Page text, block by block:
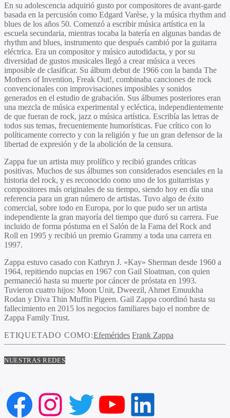
En su adolescencia adquirió gusto por compositores de avant-garde
basada en la percusión como Edgard Varèse, y la música rhythm and
blues de los años 50. Comenzó a escribir música artística en la
escuela secundaria, mientras tocaba la batería en algunas bandas de
rhythm and blues, instrumento que después cambió por la guitarra
eléctrica. Era un compositor y músico autodidacta, y por su
diversidad de gustos musicales llegó a crear música a veces
imposible de clasificar. Su álbum debut de 1966 con la banda The
Mothers of Invention, Freak Out!, combinaba canciones de rock
convencionales con improvisaciones imposibles y sonidos
generados en el estudio de grabación. Sus álbumes posteriores eran
una mezcla de música experimental y ecléctica, independientemente
de que fueran de rock, jazz o música artística. Escribía las letras de
todos sus temas, frecuentemente humorísticas. Fue crítico con lo
políticamente correcto y con la religión y fue un gran defensor de la
libertad de expresión y de la abolición de la censura.
Zappa fue un artista muy prolífico y recibió grandes críticas
positivas. Muchos de sus álbumes son considerados esenciales en la
historia del rock, y es reconocido como uno de los guitarristas y
compositores más originales de su tiempo, siendo hoy en día una
referencia para un gran número de artistas. Tuvo algo de éxito
comercial, sobre todo en Europa, por lo que pudo ser un artista
independiente la gran mayoría del tiempo que duró su carrera. Fue
incluido de forma póstuma en el Salón de la Fama del Rock and
Roll en 1995 y recibió un premio Grammy a toda una carrera en
1997.
Zappa estuvo casado con Kathryn J. «Kay» Sherman desde 1960 a
1964, repitiendo nupcias en 1967 con Gail Sloatman, con quien
permaneció hasta su muerte por cáncer de próstata en 1993.
Tuvieron cuatro hijos: Moon Unit, Dweezil, Ahmet Emuukha
Rodan y Diva Thin Muffin Pigeen. Gail Zappa coordinó hasta su
fallecimiento en 2015 los negocios familiares bajo el nombre de
Zappa Family Trust.
ETIQUETADO COMO:Efemérides Frank Zappa
NUESTRAS REDES
Facebook
Instagram
Twitter
YouTube
LinkedIn